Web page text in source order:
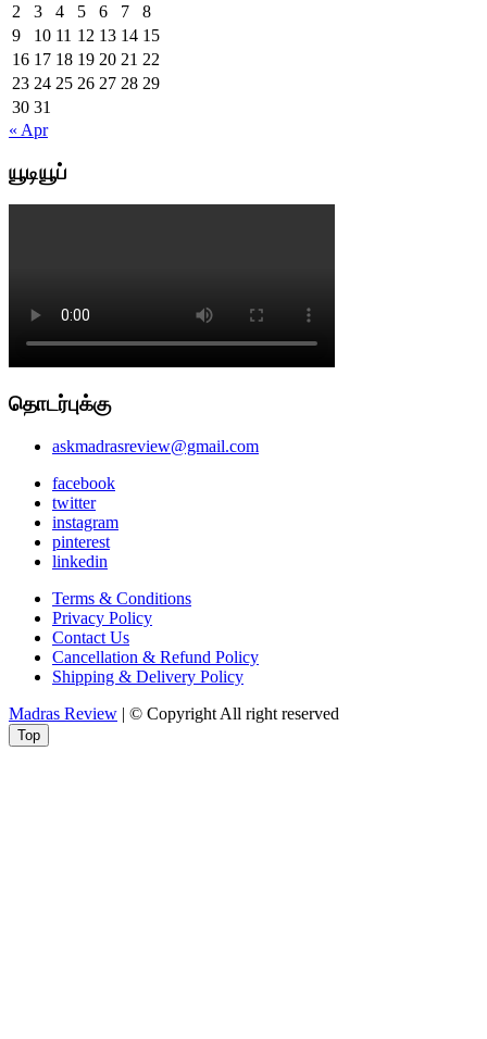
2
3 4 5 6 7
8
9
10 11 12 13 14 15
16 17 18 19 20 21 22
23 24 25 26 27 28 29
30 31
« Apr
யூடியூப்
தொடர்புக்கு
askmadrasreview@gmail.com
facebook
twitter
instagram
pinterest
linkedin
Terms & Conditions
Privacy Policy
Contact Us
Cancellation & Refund Policy
Shipping & Delivery Policy
Madras Review | © Copyright All right reserved
Top